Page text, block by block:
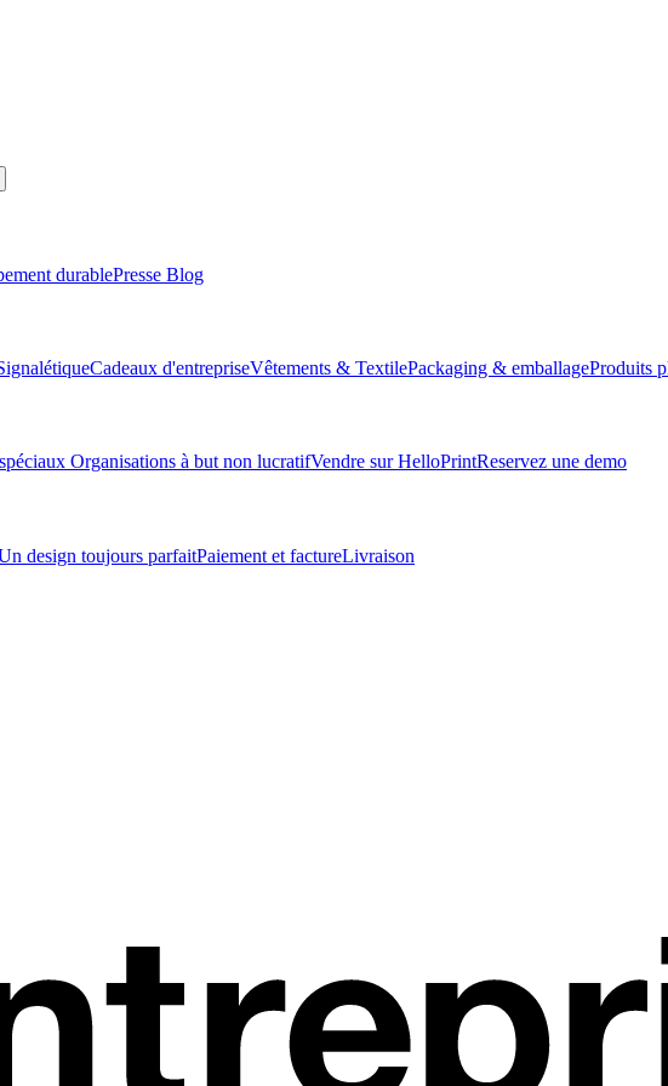
durablePresse Blog
Cadeaux d'entrepriseVêtements & TextilePackaging & emballageProduits
Organisations à but non lucratifVendre sur HelloPrintReservez une demo
design toujours parfaitPaiement et factureLivraison